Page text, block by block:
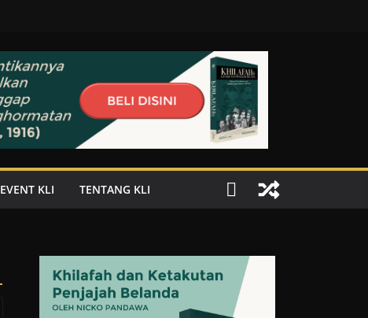
EVENT KLI TENTANG KLI